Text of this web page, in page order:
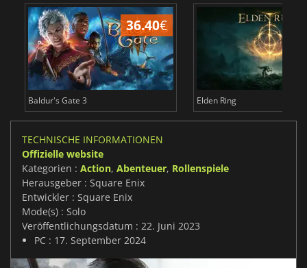
36.40€
Baldur's Gate 3 Elden Ring
TECHNISCHE INFORMATIONEN
Offizielle website
Kategorien : Action, Abenteuer, Rollenspiele
Herausgeber : Square Enix
Entwickler : Square Enix
Mode(s) : Solo
Veröffentlichungsdatum : 22. Juni 2023
PC : 17. September 2024